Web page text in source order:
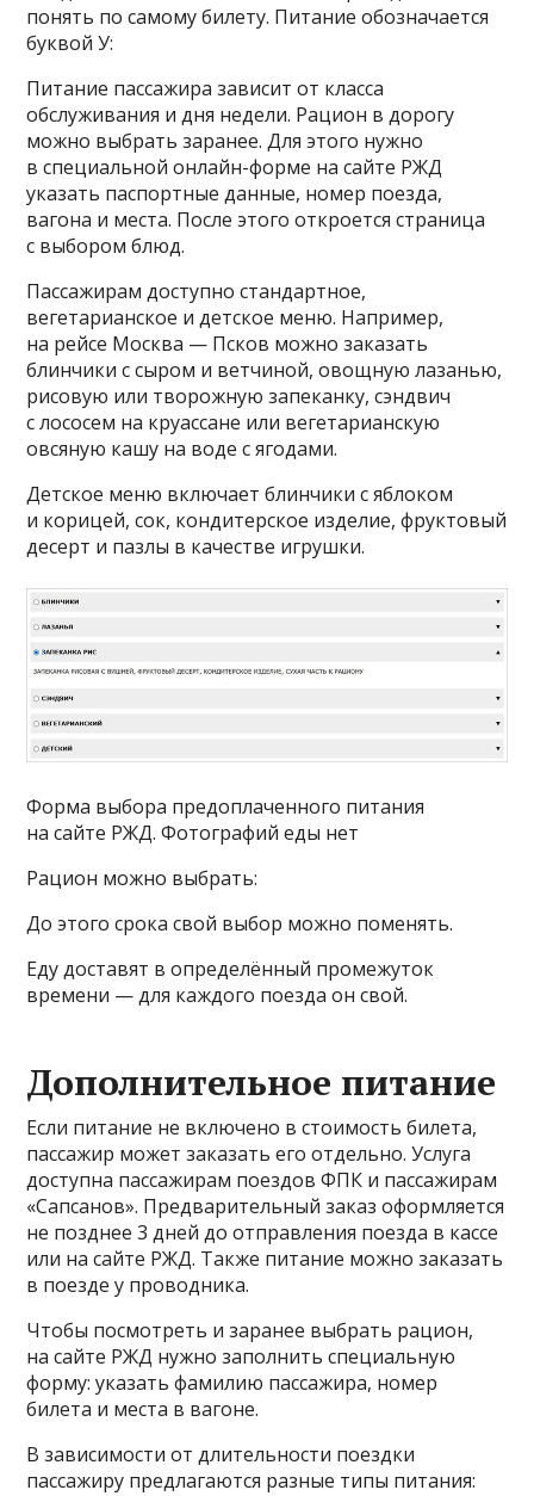
понять по самому билету. Питание обозначается
буквой У:
Питание пассажира зависит от класса
обслуживания и дня недели. Рацион в дорогу
можно выбрать заранее. Для этого нужно
в специальной онлайн-форме на сайте РЖД
указать паспортные данные, номер поезда,
вагона и места. После этого откроется страница
с выбором блюд.
Пассажирам доступно стандартное,
вегетарианское и детское меню. Например,
на рейсе Москва — Псков можно заказать
блинчики с сыром и ветчиной, овощную лазанью,
рисовую или творожную запеканку, сэндвич
с лососем на круассане или вегетарианскую
овсяную кашу на воде с ягодами.
Детское меню включает блинчики с яблоком
и корицей, сок, кондитерское изделие, фруктовый
десерт и пазлы в качестве игрушки.
Форма выбора предоплаченного питания
на сайте РЖД. Фотографий еды нет
Рацион можно выбрать:
До этого срока свой выбор можно поменять.
Еду доставят в определённый промежуток
времени — для каждого поезда он свой.
Дополнительное питание
Если питание не включено в стоимость билета,
пассажир может заказать его отдельно. Услуга
доступна пассажирам поездов ФПК и пассажирам
«Сапсанов». Предварительный заказ оформляется
не позднее 3 дней до отправления поезда в кассе
или на сайте РЖД. Также питание можно заказать
в поезде у проводника.
Чтобы посмотреть и заранее выбрать рацион,
на сайте РЖД нужно заполнить специальную
форму: указать фамилию пассажира, номер
билета и места в вагоне.
В зависимости от длительности поездки
пассажиру предлагаются разные типы питания: